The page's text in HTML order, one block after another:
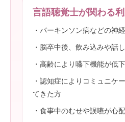
言語聴覚士が関わる
・パーキンソン病などの神
・脳卒中後、飲み込みや話
・高齢により嚥下機能が低
・認知症によりコミュニケ
てきた方
・食事中のむせや誤嚥が心